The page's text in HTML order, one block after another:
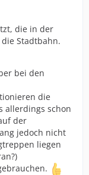
die in der
Stadtbahn.
bei den
die
allerdings schon
der
jedoch nicht
liegen